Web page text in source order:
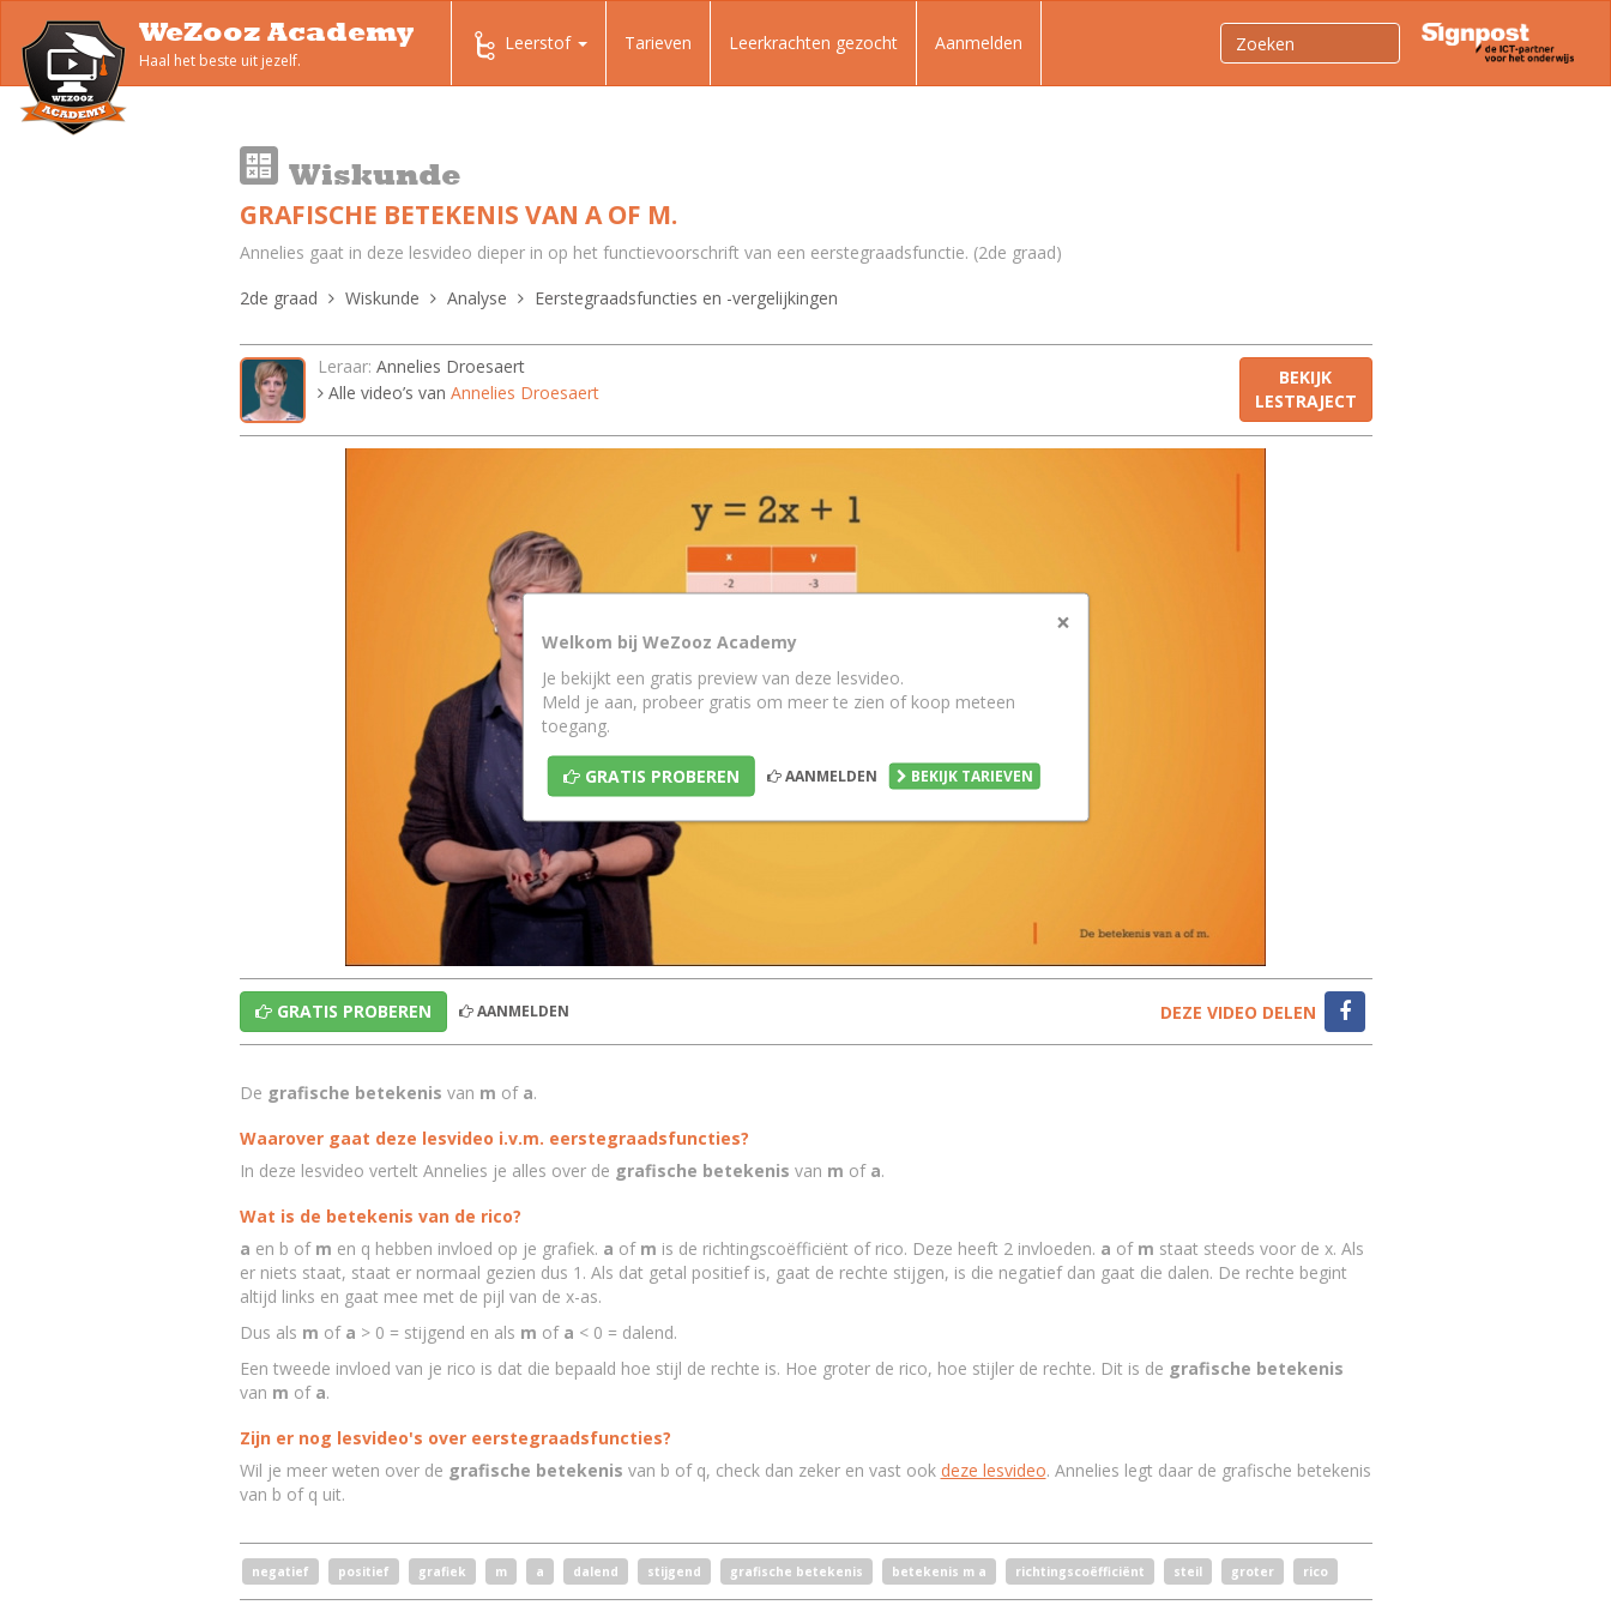
WeZooz Academy
Haal het beste uit jezelf.
Leerstof Tarieven Leerkrachten gezocht Aanmelden
Wiskunde
GRAFISCHE BETEKENIS VAN A OF M.
Annelies gaat in deze lesvideo dieper in op het functievoorschrift van een eerstegraadsfunctie. (2de graad)
2de graad
Wiskunde Analyse Eerstegraadsfuncties en -vergelijkingen
Leraar: Annelies Droesaert
Alle video’s van Annelies Droesaert
BEKIJK
LESTRAJECT
×
Welkom bij WeZooz Academy
Je bekijkt een gratis preview van deze lesvideo.
Meld je aan, probeer gratis om meer te zien of koop meteen
toegang.
GRATIS PROBEREN AANMELDEN BEKIJK TARIEVEN
GRATIS PROBEREN AANMELDEN DEZE VIDEO DELEN
De grafische betekenis van m of a.
Waarover gaat deze lesvideo i.v.m. eerstegraadsfuncties?
In deze lesvideo vertelt Annelies je alles over de grafische betekenis van m of a.
Wat is de betekenis van de rico?
a en b of m en q hebben invloed op je grafiek. a of m is de richtingscoëfficiënt of rico. Deze heeft 2 invloeden. a of m staat steeds voor de x. Als
er niets staat, staat er normaal gezien dus 1. Als dat getal positief is, gaat de rechte stijgen, is die negatief dan gaat die dalen. De rechte begint
altijd links en gaat mee met de pijl van de x-as.
Dus als m of a > 0 = stijgend en als m of a < 0 = dalend.
Een tweede invloed van je rico is dat die bepaald hoe stijl de rechte is. Hoe groter de rico, hoe stijler de rechte. Dit is de grafische betekenis
van m of a.
Zijn er nog lesvideo's over eerstegraadsfuncties?
Wil je meer weten over de grafische betekenis van b of q, check dan zeker en vast ook deze lesvideo. Annelies legt daar de grafische betekenis
van b of q uit.
negatief positief grafiek m a dalend stijgend grafische betekenis betekenis m a richtingscoëfficiënt steil groter rico